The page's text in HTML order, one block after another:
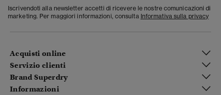
Iscrivendoti alla newsletter accetti di ricevere le nostre comunicazioni di
marketing. Per maggiori informazioni, consulta Informativa sulla privacy
Acquisti online
Servizio clienti
Brand Superdry
Informazioni